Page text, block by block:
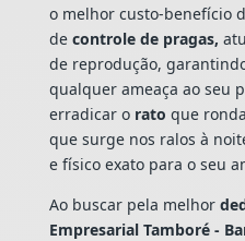
o melhor custo-benefício
de controle de pragas,
de reprodução,
qualquer ameaça ao seu
erradicar o rato que
que surge nos ralos à
e físico exato para o seu
Ao buscar pela melhor
Empresarial Tamboré -